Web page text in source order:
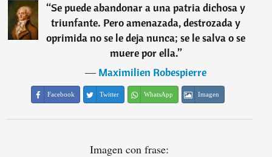
“Se puede abandonar a una patria dichosa y
triunfante. Pero amenazada, destrozada y
oprimida no se le deja nunca; se le salva o se
muere por ella.”
―Maximilien Robespierre
Facebook Twitter WhatsApp Imagen
Imagen con frase: